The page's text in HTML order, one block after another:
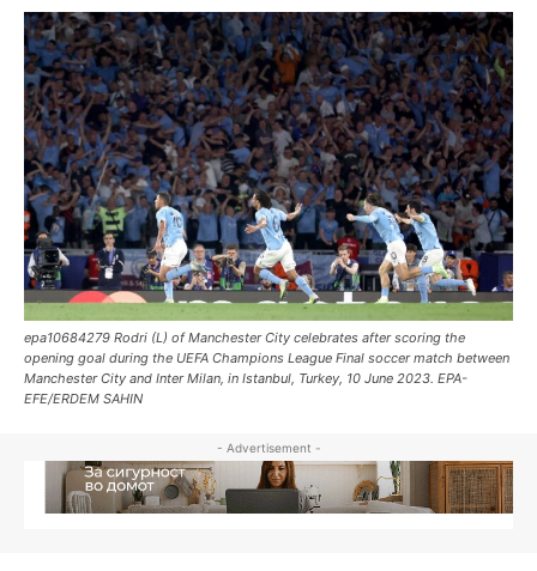
epa10684279 Rodri (L) of Manchester City celebrates after scoring the
opening goal during the UEFA Champions League Final soccer match between
Manchester City and Inter Milan, in Istanbul, Turkey, 10 June 2023. EPA-
EFE/ERDEM SAHIN
- Advertisement -